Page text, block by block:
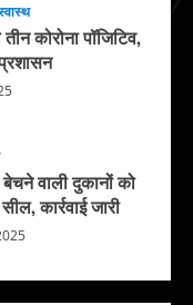
कोरोना पॉजिटिव,
वाली दुकानों को
कार्रवाई जारी